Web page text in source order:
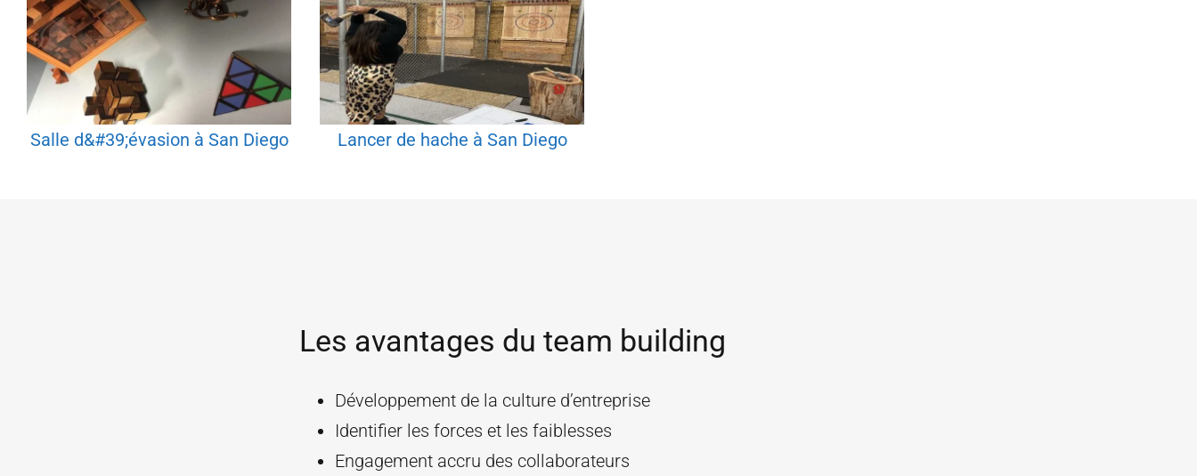
Salle d&#39;évasion à San Diego Lancer de hache à San Diego
Les avantages du team building
Développement de la culture d’entreprise
Identifier les forces et les faiblesses
Engagement accru des collaborateurs